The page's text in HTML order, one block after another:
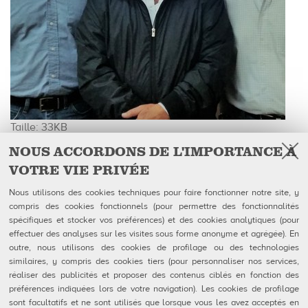
NOUS ACCORDONS DE L'IMPORTANCE À
VOTRE VIE PRIVÉE
Nous utilisons des cookies techniques pour faire fonctionner notre site, y
compris des cookies fonctionnels (pour permettre des fonctionnalités
spécifiques et stocker vos préférences) et des cookies analytiques (pour
effectuer des analyses sur les visites sous forme anonyme et agrégée). En
outre, nous utilisons des cookies de profilage ou des technologies
similaires, y compris des cookies tiers (pour personnaliser nos services,
réaliser des publicités et proposer des contenus ciblés en fonction des
préférences indiquées lors de votre navigation). Les cookies de profilage
sont facultatifs et ne sont utilisés que lorsque vous les avez acceptés en
Cliquez
voir
l'image
dans
sa
taille
originale…
Taille: 33KB
QubicaAMF Canada inc
100-1025 avenue Godin
Québec, QC
Canada G1M 2X5
Tél: 418-650-2425
Sans Frais 866-650-2425
U.S. Headquarters
QubicaAMF Worldwide LLC
8100 AMF Drive
Mechanicsville, VA 23111-USA
Ph. (804) 569-1000
866-460-QAMF (7263)
Fax (804) 559-8650
Follow Us on
Facebook